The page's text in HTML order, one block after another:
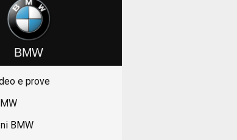
BMW
e prove
BMW